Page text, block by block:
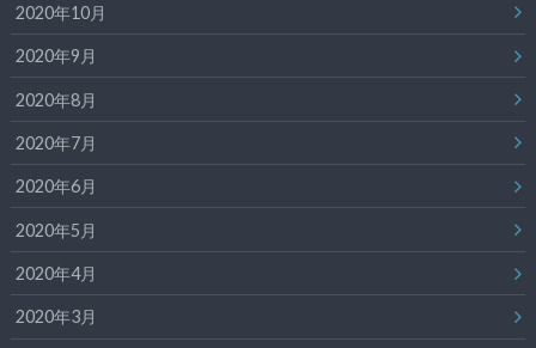
2020年10月
2020年9月
2020年8月
2020年7月
2020年6月
2020年5月
2020年4月
2020年3月